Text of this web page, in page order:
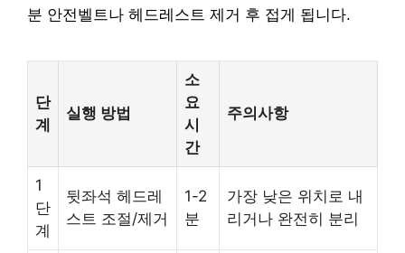
분 안전벨트나 헤드레스트 제거 후 접게 됩니다.
단
계
실행 방법
소
요
시
간
주의사항
1
단
계
뒷좌석 헤드레
스트 조절/제거
1-2
분
가장 낮은 위치로 내
리거나 완전히 분리